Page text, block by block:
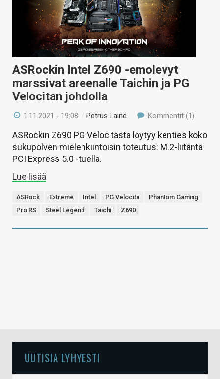
ASRockin Intel Z690 -emolevyt
marssivat areenalle Taichin ja PG
Velocitan johdolla
1.11.2021 - 19:08 / Petrus Laine Kommentit (1)
ASRockin Z690 PG Velocitasta löytyy kenties koko
sukupolven mielenkiintoisin toteutus: M.2-liitäntä
PCI Express 5.0 -tuella.
Lue lisää
ASRock Extreme Intel PG Velocita
Phantom Gaming
Pro RS
Steel Legend Taichi Z690
UUTISIA LYHYESTI